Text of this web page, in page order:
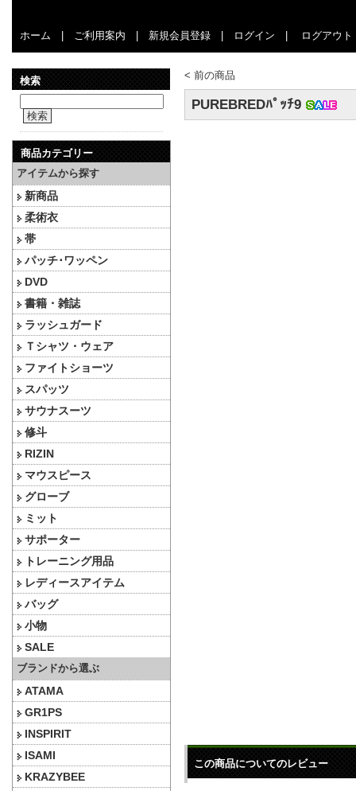
ホーム ご利用案内 新規会員登録 ログイン ログアウト
検索
検索
商品カテゴリー
アイテムから探す
新商品
柔術衣
帯
パッチ･ワッペン
DVD
書籍・雑誌
ラッシュガード
Ｔシャツ・ウェア
ファイトショーツ
スパッツ
サウナスーツ
修斗
RIZIN
マウスピース
グローブ
ミット
サポーター
トレーニング用品
レディースアイテム
バッグ
小物
SALE
ブランドから選ぶ
ATAMA
GR1PS
INSPIRIT
ISAMI
KRAZYBEE
< 前の商品
PUREBREDﾊﾟｯﾁ9
この商品についてのレビュー